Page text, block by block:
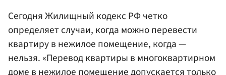
Сегодня Жилищный кодекс РФ четко
определяет случаи, когда можно перевести
квартиру в нежилое помещение, когда —
нельзя. «Перевод квартиры в многоквартирном
доме в нежилое помещение допускается только